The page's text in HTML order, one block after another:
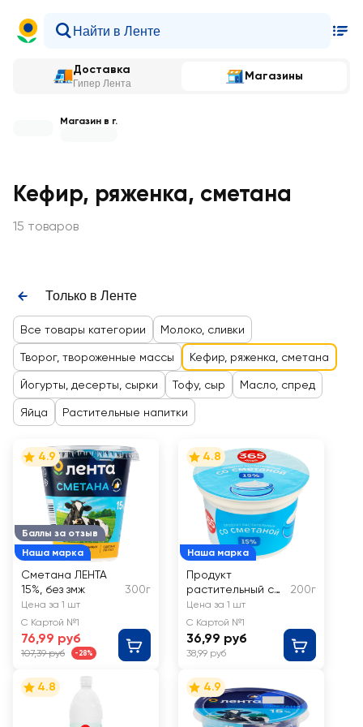
Доставка
Гипер Лента
Магазины
Магазин в г.
Кефир, ряженка, сметана
15 товаров
Только в Ленте
Все товары категории Молоко, сливки
Творог, твороженные массы Кефир, ряженка, сметана
Йогурты, десерты, сырки Тофу, сыр Масло, спред
Яйца Растительные напитки
Баллы за отзыв
Наша марка
4.9
Сметана ЛЕНТА
15%, без змж
300г
Цена за 1 шт
С Картой №1
76,99 руб
107,39 руб -28%
Наша марка
4.8
Продукт
растительный со
сметаной 365
ДНЕЙ 15%, с змж
200г
Цена за 1 шт
С Картой №1
36,99 руб
38,99 руб
4.8 4.9